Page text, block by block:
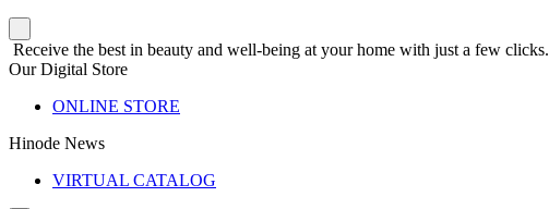
Receive the best in beauty and well-being at your home with just a few clicks.
Our Digital Store
ONLINE STORE
Hinode News
VIRTUAL CATALOG